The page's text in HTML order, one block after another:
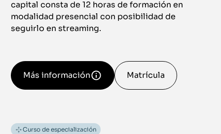
capital consta de 12 horas de formación en
modalidad presencial con posibilidad de
seguirlo en streaming.
Más información Matrícula
Curso de especialización